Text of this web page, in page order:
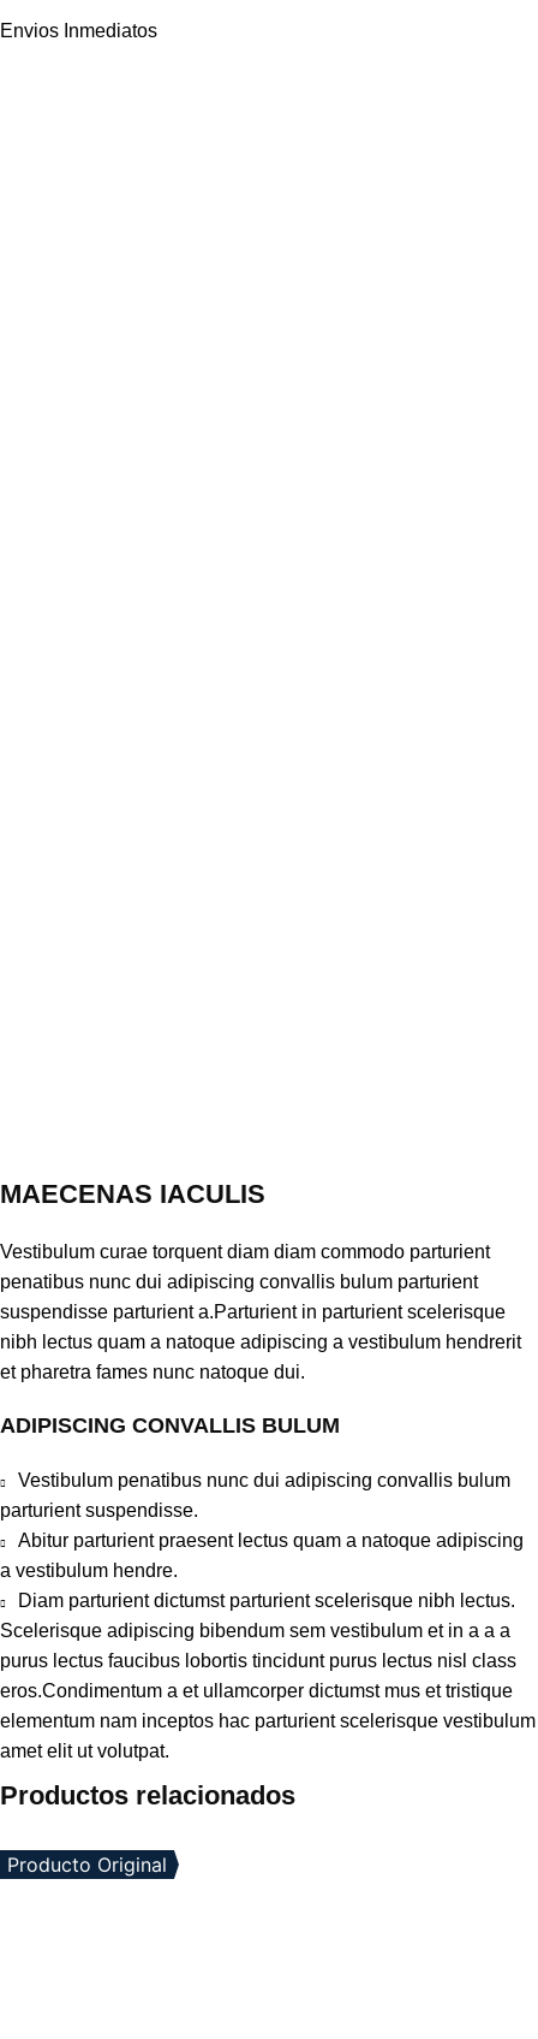
Envios Inmediatos
MAECENAS IACULIS
Vestibulum curae torquent diam diam commodo parturient
penatibus nunc dui adipiscing convallis bulum parturient
suspendisse parturient a.Parturient in parturient scelerisque
nibh lectus quam a natoque adipiscing a vestibulum hendrerit
et pharetra fames nunc natoque dui.
ADIPISCING CONVALLIS BULUM
Vestibulum penatibus nunc dui adipiscing convallis bulum
parturient suspendisse.
Abitur parturient praesent lectus quam a natoque adipiscing
a vestibulum hendre.
Diam parturient dictumst parturient scelerisque nibh lectus.
Scelerisque adipiscing bibendum sem vestibulum et in a a a
purus lectus faucibus lobortis tincidunt purus lectus nisl class
eros.Condimentum a et ullamcorper dictumst mus et tristique
elementum nam inceptos hac parturient scelerisque vestibulum
amet elit ut volutpat.
Productos relacionados
Producto Original